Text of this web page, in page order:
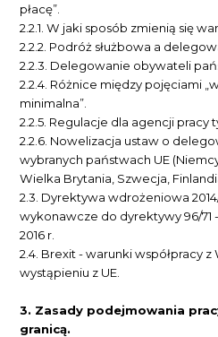
płacę”.
2.2.1. W jaki sposób zmienią się
2.2.2. Podróż służbowa a
2.2.3. Delegowanie obywateli
2.2.4. Różnice między pojęciami
minimalna”.
2.2.5. Regulacje dla agencji pracy
2.2.6. Nowelizacja ustaw o
wybranych państwach UE
Wielka Brytania, Szwecja,
2.3. Dyrektywa wdrożeniowa
wykonawcze do dyrektywy 96/
2016 r.
2.4. Brexit - warunki współpracy
wystąpieniu z UE.
3. Zasady podejmowania
granicą.